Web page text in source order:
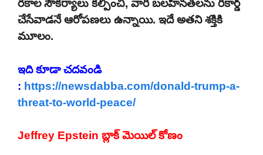
రకాల సౌకర్యాలు కల్పించి, వారి బలహీనతలను రికార్డ్
చేసేవాడనే ఆరోపణలు ఉన్నాయి. ఇదే అతని శక్తికి
మూలం.
ఇది కూడా చదవండి
: https://newsdabba.com/donald-trump-a-
threat-to-world-peace/
Jeffrey Epstein బ్లాక్ మెయిల్ కోణం